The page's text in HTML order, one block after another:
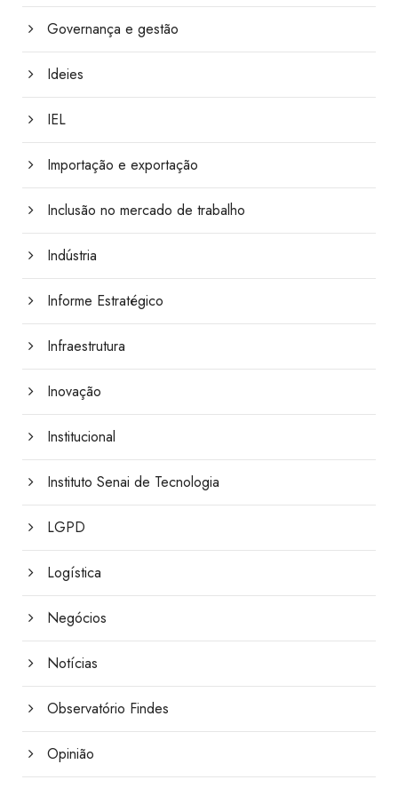
Governança e gestão
Ideies
IEL
Importação e exportação
Inclusão no mercado de trabalho
Indústria
Informe Estratégico
Infraestrutura
Inovação
Institucional
Instituto Senai de Tecnologia
LGPD
Logística
Negócios
Notícias
Observatório Findes
Opinião